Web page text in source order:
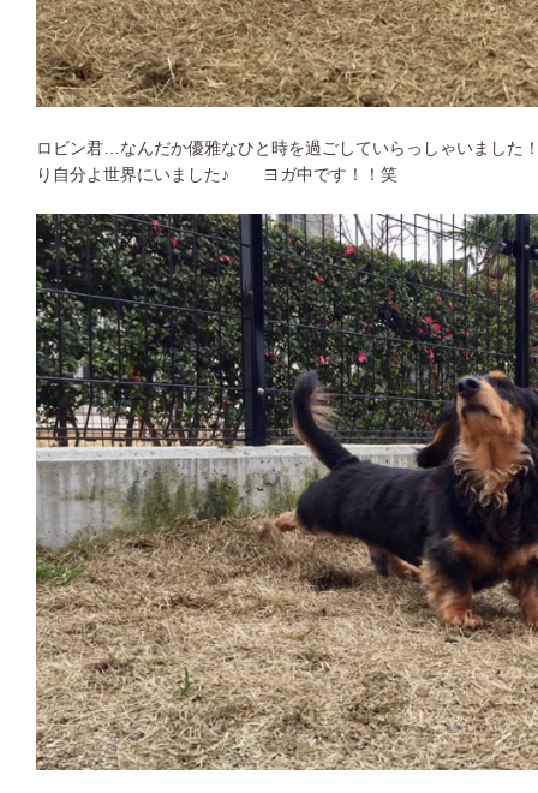
ロビン君…なんだか優雅なひと時を過ごしていらっしゃいました
り自分よ世界にいました♪ ヨガ中です！！笑